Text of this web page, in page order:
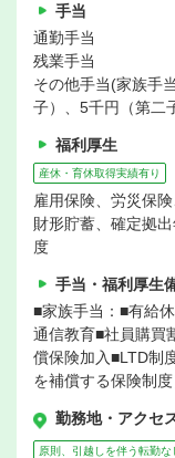
手当
通勤手当
残業手当
その他手当(家族手
子）、5千円（第二
福利厚生
産休・育休取得実績有り
雇用保険、労災保
財形貯蓄、確定拠
度
手当・福利厚生
■家族手当：■有給
通信教育■社員購買
償保険加入■LTD制
を補償する保険制
勤務地・アクセ
原則、引越しを伴う転勤な